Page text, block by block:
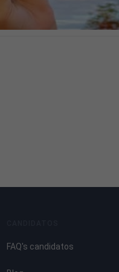
FAQ's candidatos